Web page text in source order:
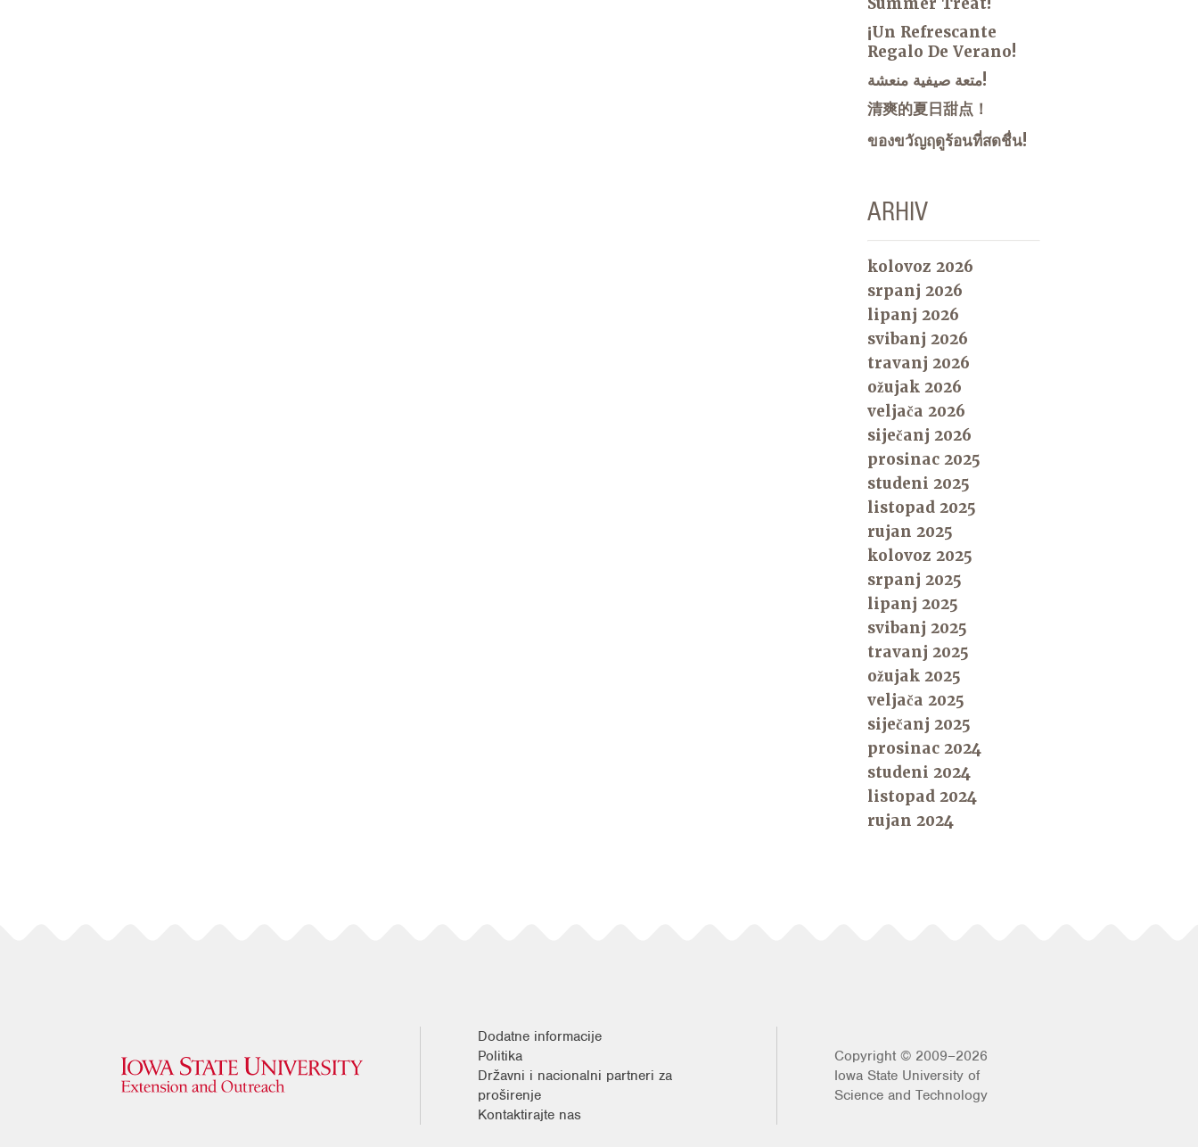
¡Un Refrescante
Regalo De Verano!
متعة صيفية منعشة!
清爽的夏日甜点！
ของขวัญฤดูร้อนที่สดชื่น!
ARHIV
kolovoz 2026
srpanj 2026
lipanj 2026
svibanj 2026
travanj 2026
ožujak 2026
veljača 2026
siječanj 2026
prosinac 2025
studeni 2025
listopad 2025
rujan 2025
kolovoz 2025
srpanj 2025
lipanj 2025
svibanj 2025
travanj 2025
ožujak 2025
veljača 2025
siječanj 2025
prosinac 2024
studeni 2024
listopad 2024
rujan 2024
Dodatne informacije
Politika
Državni i nacionalni partneri za
proširenje
Kontaktirajte nas
Copyright © 2009–2026
Iowa State University of
Science and Technology